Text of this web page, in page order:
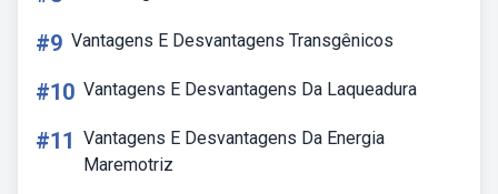
#9 Vantagens E Desvantagens Transgênicos
#10 Vantagens E Desvantagens Da Laqueadura
#11 Vantagens E Desvantagens Da Energia
Maremotriz